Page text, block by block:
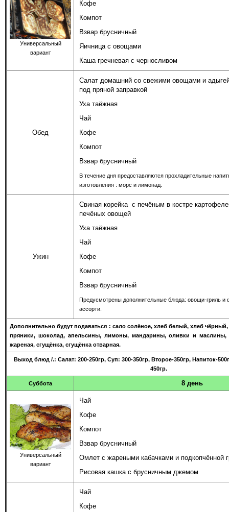
Универсальный
вариант
Кофе
Компот
Взвар брусничный
Яичница с овощами
Каша гречневая с черносливом
Обед
Салат домашний со свежими овощами и
под пряной заправкой
Уха таёжная
Чай
Кофе
Компот
Взвар брусничный
В течение дня предоставляются прохладительные
изготовления : морс и лимонад.
Ужин
Свиная корейка с печёным в костре
печёных овощей
Уха таёжная
Чай
Кофе
Компот
Взвар брусничный
Предусмотрены дополнительные блюда: овощи-гриль и
ассорти.
Дополнительно будут подаваться : сало солёное, хлеб белый, хлеб
пряники, шоколад, апельсины, лимоны, мандарины, оливки и маслины,
жареная, сгущёнка, сгущёнка отварная.
Выход блюд /.: Салат: 200-250гр, Суп: 300-350гр, Второе-350гр, Напиток-
450гр.
Суббота 8 день
Универсальный
вариант
Чай
Кофе
Компот
Взвар брусничный
Омлет с жареными кабачками и подкопчённой
Рисовая кашка с брусничным джемом
Чай
Кофе